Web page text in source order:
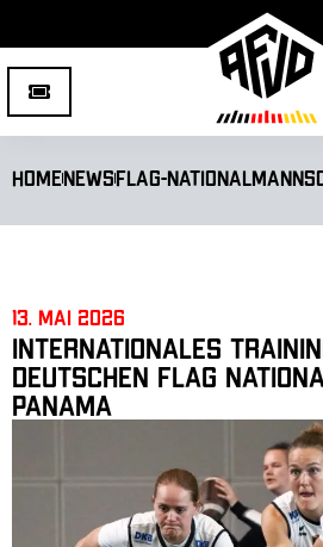
HomeNewsFlag-
13. Mai 2026
Internationales
deutschen Flag
Panama